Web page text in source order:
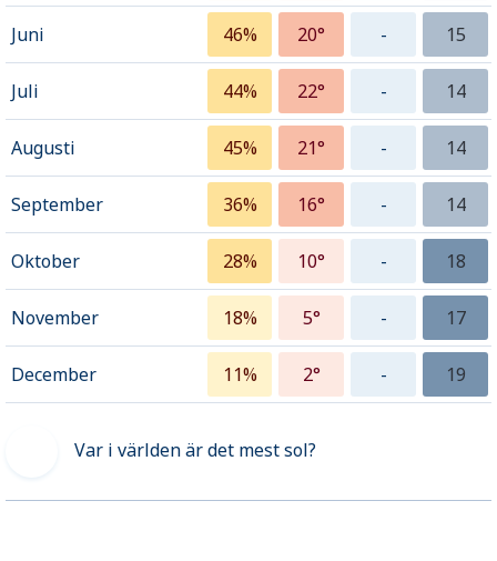
Juni 46% 20° - 15
Juli 44% 22° - 14
Augusti 45% 21° - 14
September 36% 16° - 14
Oktober 28% 10° - 18
November 18% 5° - 17
December 11% 2° - 19
Var i världen är det mest sol?